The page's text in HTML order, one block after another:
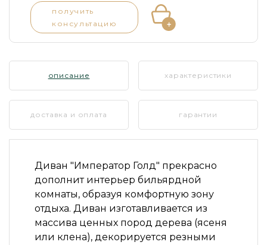
получить
консультацию
описание характеристики
доставка и оплата гарантии
Диван "Император Голд" прекрасно
дополнит интерьер бильярдной
комнаты, образуя комфортную зону
отдыха. Диван изготавливается из
массива ценных пород дерева (ясеня
или клена), декорируется резными